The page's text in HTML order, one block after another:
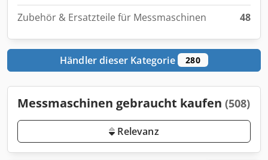
Zubehör & Ersatzteile für Messmaschinen
48
Händler dieser Kategorie 280
Messmaschinen gebraucht kaufen (508)
Relevanz